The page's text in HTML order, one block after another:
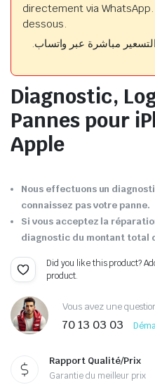
directement via
dessous.
مباشرة عبر واتساب.
Diagnostic,
Pannes pour
Apple
Nous effectuons un
connaissez pas votre panne.
Si vous acceptez la
diagnostic du montant total
Did you like this product?
product.
Vous avez une
70 13 03 03
Rapport Qualité/Prix
Garantie du meilleur prix